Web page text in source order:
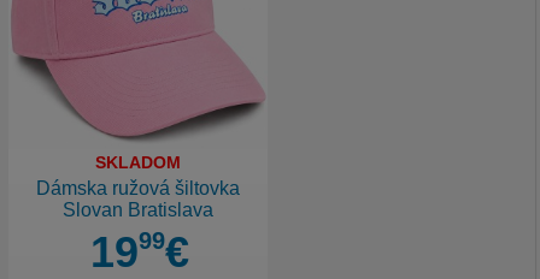
SKLADOM
Dámska ružová šiltovka
Slovan Bratislava
1999€